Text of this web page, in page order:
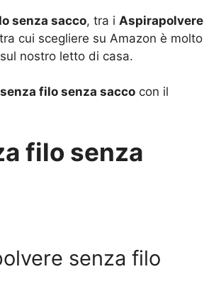
senza sacco, tra i Aspirapolvere
cui scegliere su Amazon è molto
nostro letto di casa.
filo senza sacco con il
filo senza
senza filo